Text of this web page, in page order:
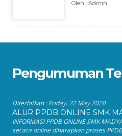
Oleh : Admin
Pengumuman
Diterbitkan :Friday, 22 May 2020
ALUR PPDB ONLINE SMK
INFORMASI PPDB ONLINE SMK
secara online diharapkan proses